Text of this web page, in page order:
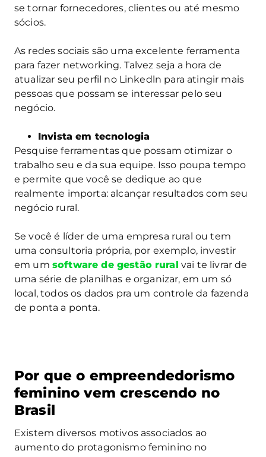
se tornar fornecedores, clientes ou até mesmo
sócios.
As redes sociais são uma excelente ferramenta
para fazer networking. Talvez seja a hora de
atualizar seu perfil no Linkedln para atingir mais
pessoas que possam se interessar pelo seu
negócio.
Invista em tecnologia
Pesquise ferramentas que possam otimizar o
trabalho seu e da sua equipe. Isso poupa tempo
e permite que você se dedique ao que
realmente importa: alcançar resultados com seu
negócio rural.
Se você é líder de uma empresa rural ou tem
uma consultoria própria, por exemplo, investir
em um software de gestão rural vai te livrar de
uma série de planilhas e organizar, em um só
local, todos os dados pra um controle da fazenda
de ponta a ponta.
Por que o empreendedorismo
feminino vem crescendo no
Brasil
Existem diversos motivos associados ao
aumento do protagonismo feminino no